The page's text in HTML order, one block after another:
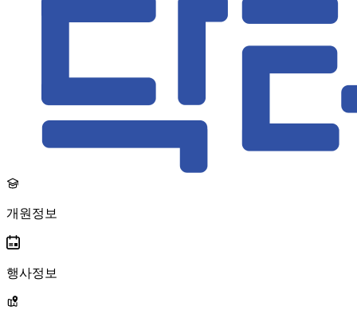
개원정보
행사정보